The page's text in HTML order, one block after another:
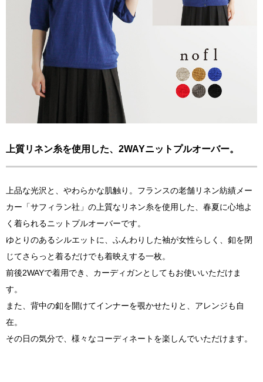
上質リネン糸を使用した、2WAYニットプルオーバー。
上品な光沢と、やわらかな肌触り。フランスの老舗リネン紡績メー
カー「サフィラン社」の上質なリネン糸を使用した、春夏に心地よ
く着られるニットプルオーバーです。
ゆとりのあるシルエットに、ふんわりした袖が女性らしく、釦を閉
じてさらっと着るだけでも着映えする一枚。
前後2WAYで着用でき、カーディガンとしてもお使いいただけま
す。
また、背中の釦を開けてインナーを覗かせたりと、アレンジも自
在。
その日の気分で、様々なコーディネートを楽しんでいただけます。